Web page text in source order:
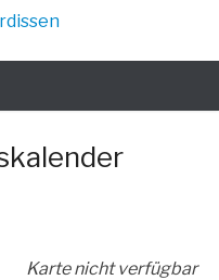
Kar­te nicht verfügbar